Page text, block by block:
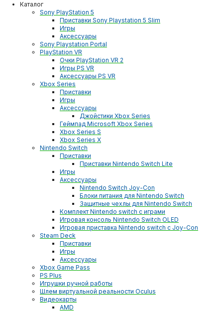
Каталог
Sony PlayStation 5
Приставки Sony Playstation 5 Slim
Игры
Аксессуары
Sony Playstation Portal
PlayStation VR
Очки PlayStation VR 2
Игры PS VR
Аксессуары PS VR
Xbox Series
Приставки
Игры
Аксессуары
Джойстики Xbox Series
Геймпад Microsoft Xbox Series
Xbox Series S
Xbox Series X
Nintendo Switch
Приставки
Приставки Nintendo Switch Lite
Игры
Аксессуары
Nintendo Switch Joy-Con
Блоки питания для Nintendo Switch
Защитные чехлы для Nintendo Switch
Комплект Nintendo switch с играми
Игровая консоль Nintendo Switch OLED
Игровая приставка Nintendo switch с Joy-Con
Steam Deck
Приставки
Игры
Аксессуары
Xbox Game Pass
PS Plus
Игрушки ручной работы
Шлем виртуальной реальности Oculus
Видеокарты
AMD